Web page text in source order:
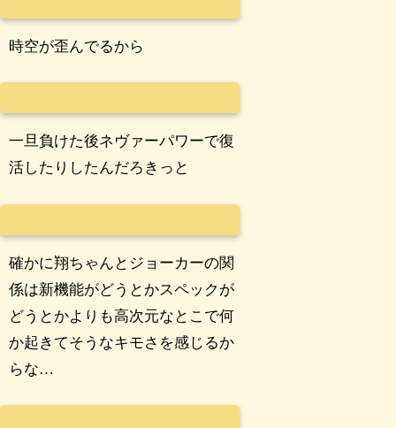
時空が歪んでるから
一旦負けた後ネヴァーパワーで復
活したりしたんだろきっと
確かに翔ちゃんとジョーカーの関
係は新機能がどうとかスペックが
どうとかよりも高次元なとこで何
か起きてそうなキモさを感じるか
らな…